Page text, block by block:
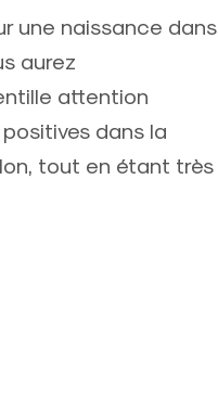
une naissance dans
aurez
attention
dans la
tout en étant très